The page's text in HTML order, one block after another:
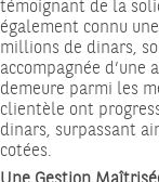
témoignant de la
également connu
millions de dinars,
accompagnée
demeure parmi les
clientèle ont
dinars, surpassant
cotées.